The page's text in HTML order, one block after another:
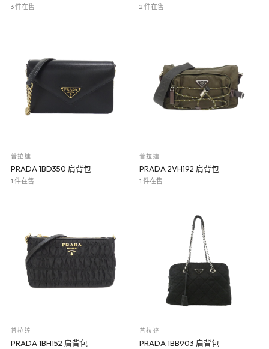
3 件在售 2 件在售
普拉達
PRADA 1BD350 肩背包
1 件在售
普拉達
PRADA 2VH192 肩背包
1 件在售
普拉達
PRADA 1BH152 肩背包
普拉達
PRADA 1BB903 肩背包